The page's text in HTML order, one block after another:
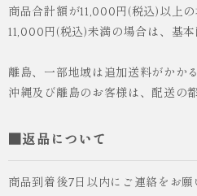
商品合計額が11,000円(税込)以上の
11,000円(税込)未満の場合は、基
離島、一部地域は追加送料がかか
沖縄及び離島のお客様は、配送の
■返品について
商品到着後7日以内にご連絡をお願